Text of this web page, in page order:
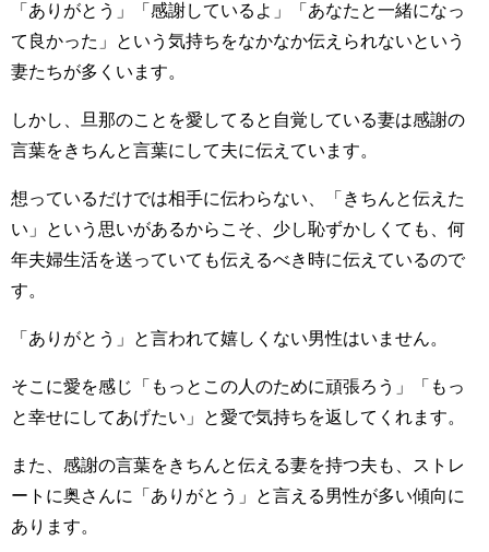
「ありがとう」「感謝しているよ」「あなたと一緒になっ
て良かった」という気持ちをなかなか伝えられないという
妻たちが多くいます。
しかし、旦那のことを愛してると自覚している妻は感謝の
言葉をきちんと言葉にして夫に伝えています。
想っているだけでは相手に伝わらない、「きちんと伝えた
い」という思いがあるからこそ、少し恥ずかしくても、何
年夫婦生活を送っていても伝えるべき時に伝えているので
す。
「ありがとう」と言われて嬉しくない男性はいません。
そこに愛を感じ「もっとこの人のために頑張ろう」「もっ
と幸せにしてあげたい」と愛で気持ちを返してくれます。
また、感謝の言葉をきちんと伝える妻を持つ夫も、ストレ
ートに奥さんに「ありがとう」と言える男性が多い傾向に
あります。